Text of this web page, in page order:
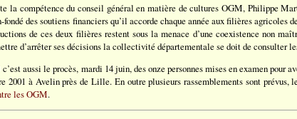
la compétence du conseil général en matière de cultures OGM, Philippe
fondé des soutiens financiers qu’il accorde chaque année aux filières agricoles
de ces deux filières restent sous la menace d’une coexistence non
d’arrêter ses décisions la collectivité départementale se doit de consulter
aussi le procès, mardi 14 juin, des onze personnes mises en examen pour
2001 à Avelin près de Lille. En outre plusieurs rassemblements sont prévus,
les OGM.